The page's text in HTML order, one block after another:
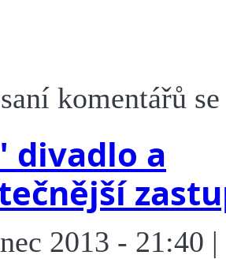
komentářů
divadlo a
2013 - 21:40